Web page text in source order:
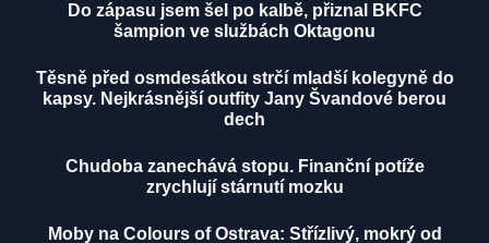
Do zápasu jsem šel po kalbě, přiznal BKFC
šampion ve službách Oktagonu
Těsně před osmdesátkou strčí mladší kolegyně do
kapsy. Nejkrásnější outfity Jany Švandové berou
dech
Chudoba zanechává stopu. Finanční potíže
zrychlují stárnutí mozku
Moby na Colours of Ostrava: Střízlivý, mokrý od